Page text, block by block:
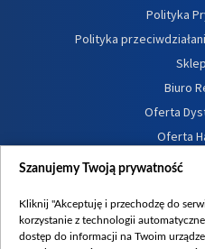
Polityka
Polityka
Biuro
Oferta
Oferta
Procedura
Szanujemy Twoją prywatność
Kliknij "Akceptuję i przechodzę do
korzystanie z technologii
dostęp do informacji na Twoim